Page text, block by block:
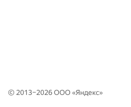
© 2013–2026 ООО «Яндекс»